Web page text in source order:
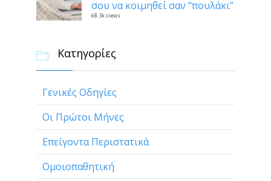
σου να κοιμηθεί σαν “πουλάκι”
68.3k views
 Κατηγορίες
Γενικές Οδηγίες
Οι Πρώτοι Μήνες
Επείγοντα Περιστατικά
Ομοιοπαθητική